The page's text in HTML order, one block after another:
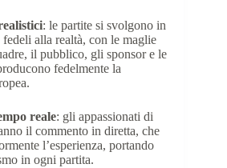
: le partite si svolgono in
alla realtà, con le maglie
il pubblico, gli sponsor e le
fedelmente la
reale: gli appassionati di
il commento in diretta, che
l’esperienza, portando
in ogni partita.